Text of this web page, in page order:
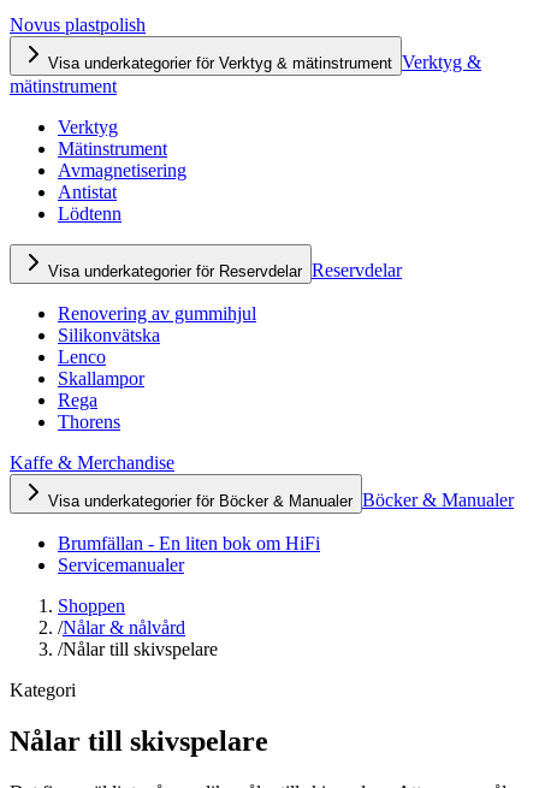
Novus plastpolish
Visa underkategorier för Verktyg & mätinstrument Verktyg &
mätinstrument
Verktyg
Mätinstrument
Avmagnetisering
Antistat
Lödtenn
Visa underkategorier för Reservdelar Reservdelar
Renovering av gummihjul
Silikonvätska
Lenco
Skallampor
Rega
Thorens
Kaffe & Merchandise
Visa underkategorier för Böcker & Manualer Böcker & Manualer
Brumfällan - En liten bok om HiFi
Servicemanualer
Shoppen
/Nålar & nålvård
/Nålar till skivspelare
Kategori
Nålar till skivspelare